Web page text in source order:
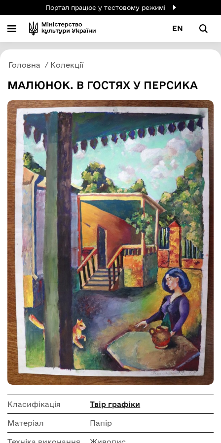
Портал працює у тестовому режимі
EN
Головна Колекції
МАЛЮНОК. В ГОСТЯХ У ПЕРСИКА
Класифікація Твір графіки
Матеріал Папір